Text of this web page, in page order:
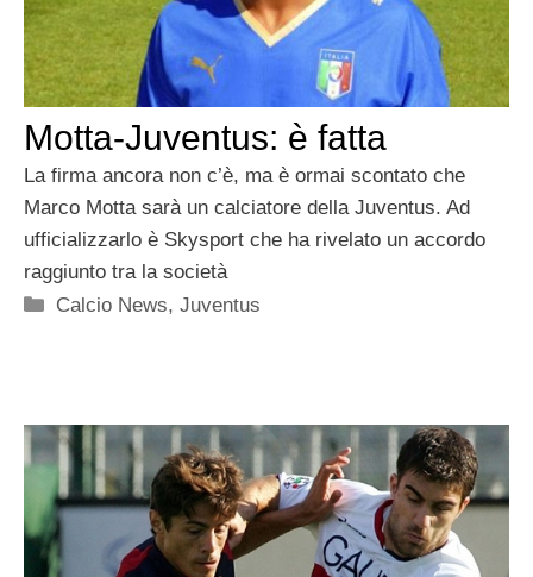
Motta-Juventus: è fatta
La firma ancora non c’è, ma è ormai scontato che
Marco Motta sarà un calciatore della Juventus. Ad
ufficializzarlo è Skysport che ha rivelato un accordo
raggiunto tra la società
Categorie
Calcio News,Juventus